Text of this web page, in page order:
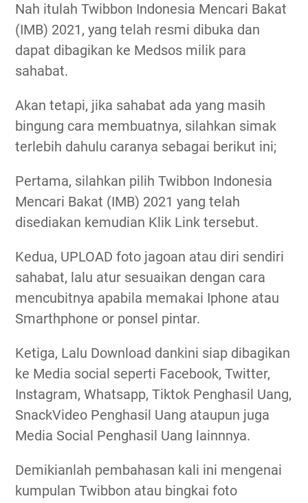
Nah itulah Twibbon Indonesia Mencari Bakat
(IMB) 2021, yang telah resmi dibuka dan
dapat dibagikan ke Medsos milik para
sahabat.
Akan tetapi, jika sahabat ada yang masih
bingung cara membuatnya, silahkan simak
terlebih dahulu caranya sebagai berikut ini;
Pertama, silahkan pilih Twibbon Indonesia
Mencari Bakat (IMB) 2021 yang telah
disediakan kemudian Klik Link tersebut.
Kedua, UPLOAD foto jagoan atau diri sendiri
sahabat, lalu atur sesuaikan dengan cara
mencubitnya apabila memakai Iphone atau
Smarthphone or ponsel pintar.
Ketiga, Lalu Download dankini siap dibagikan
ke Media social seperti Facebook, Twitter,
Instagram, Whatsapp, Tiktok Penghasil Uang,
SnackVideo Penghasil Uang ataupun juga
Media Social Penghasil Uang lainnnya.
Demikianlah pembahasan kali ini mengenai
kumpulan Twibbon atau bingkai foto